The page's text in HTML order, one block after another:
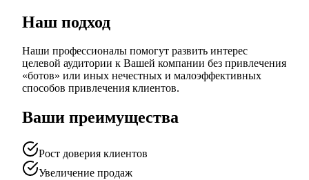
Наш подход
Наши профессионалы помогут развить интерес
целевой аудитории к Вашей компании без привлечения
«ботов» или иных нечестных и малоэффективных
способов привлечения клиентов.
Ваши преимущества
Рост доверия клиентов
Увеличение продаж